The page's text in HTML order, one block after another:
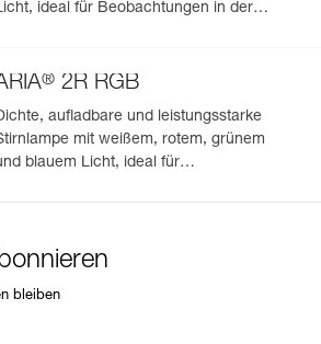
ideal für Beobachtungen in der
® 2R RGB
aufladbare und leistungsstarke
mit weißem, rotem, grünem
blauem Licht, ideal für
bleiben